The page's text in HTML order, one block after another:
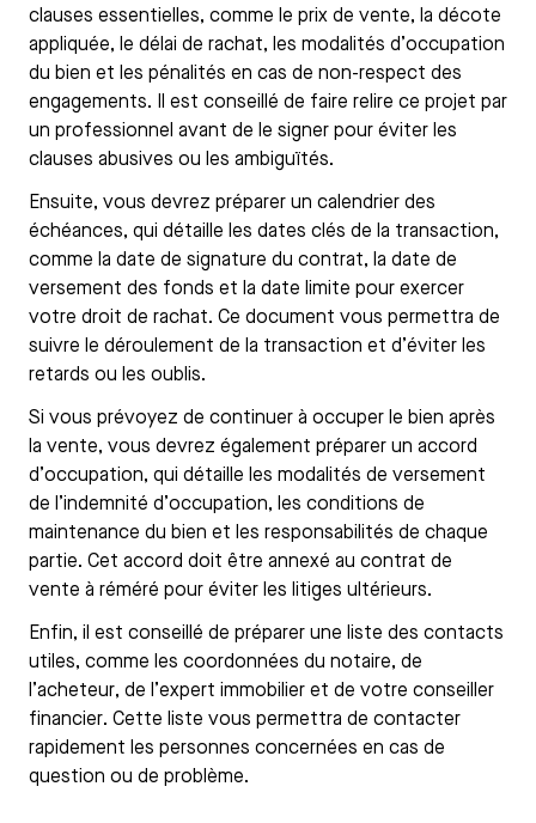
clauses essentielles, comme le prix de vente, la décote
appliquée, le délai de rachat, les modalités d’occupation
du bien et les pénalités en cas de non-respect des
engagements. Il est conseillé de faire relire ce projet par
un professionnel avant de le signer pour éviter les
clauses abusives ou les ambiguïtés.
Ensuite, vous devrez préparer un calendrier des
échéances, qui détaille les dates clés de la transaction,
comme la date de signature du contrat, la date de
versement des fonds et la date limite pour exercer
votre droit de rachat. Ce document vous permettra de
suivre le déroulement de la transaction et d’éviter les
retards ou les oublis.
Si vous prévoyez de continuer à occuper le bien après
la vente, vous devrez également préparer un accord
d’occupation, qui détaille les modalités de versement
de l’indemnité d’occupation, les conditions de
maintenance du bien et les responsabilités de chaque
partie. Cet accord doit être annexé au contrat de
vente à réméré pour éviter les litiges ultérieurs.
Enfin, il est conseillé de préparer une liste des contacts
utiles, comme les coordonnées du notaire, de
l’acheteur, de l’expert immobilier et de votre conseiller
financier. Cette liste vous permettra de contacter
rapidement les personnes concernées en cas de
question ou de problème.